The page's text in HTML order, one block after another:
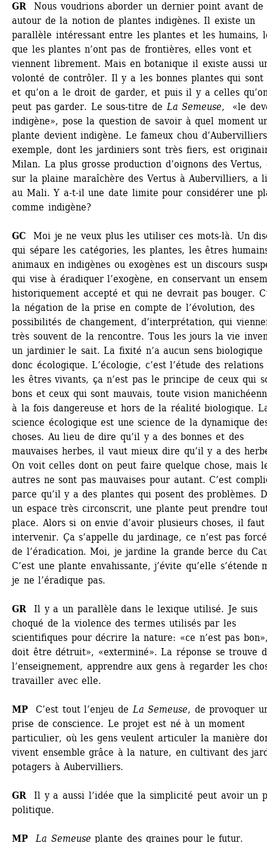
GR
Nous voudrions aborder un dernier point avant
autour de la notion de plantes indigènes. Il existe un
parallèle intéressant entre les plantes et les humains,
que les plantes n’ont pas de frontières, elles vont et
viennent librement. Mais en botanique il existe aussi
volonté de contrôler. Il y a les bonnes plantes qui sont
et qu’on a le droit de garder, et puis il y a celles
peut pas garder. Le sous-titre de La Semeuse, «le
indigène», pose la question de savoir à quel moment
plante devient indigène. Le fameux chou
exemple, dont les jardiniers sont très fiers, est
Milan. La plus grosse production d’oignons des Vertus,
sur la plaine maraîchère des Vertus à Aubervilliers, a
au Mali. Y a-t-il une date limite pour considérer une
comme indigène?
GC Moi je ne veux plus les utiliser ces mots-là. Un
qui sépare les catégories, les plantes, les êtres
animaux en indigènes ou exogènes est un discours
qui vise à éradiquer l’exogène, en conservant un
historiquement accepté et qui ne devrait pas bouger.
la négation de la prise en compte de l’évolution, des
possibilités de changement, d’interprétation, qui
très souvent de la rencontre. Tous les jours la vie
un jardinier le sait. La fixité n’a aucun sens biologique
donc écologique. L’écologie, c’est l’étude des
les êtres vivants, ça n’est pas le principe de ceux qui
bons et ceux qui sont mauvais, toute vision
à la fois dangereuse et hors de la réalité biologique.
science écologique est une science de la dynamique
choses. Au lieu de dire qu’il y a des bonnes et des
mauvaises herbes, il vaut mieux dire qu’il y a des
On voit celles dont on peut faire quelque chose, mais
autres ne sont pas mauvaises pour autant. C’est
parce qu’il y a des plantes qui posent des problèmes.
un espace très circonscrit, une plante peut prendre
place. Alors si on envie d’avoir plusieurs choses, il faut
intervenir. Ça s’appelle du jardinage, ce n’est pas
de l’éradication. Moi, je jardine la grande berce du
C’est une plante envahissante, j’évite qu’elle s’étende
je ne l’éradique pas.
GR
Il y a un parallèle dans le lexique utilisé. Je suis
choqué de la violence des termes utilisés par les
scientifiques pour décrire la nature: «ce n’est pas
doit être détruit», «exterminé». La réponse se trouve
l’enseignement, apprendre aux gens à regarder les
travailler avec elle.
MP C’est tout l’enjeu de La Semeuse, de provoquer
prise de conscience. Le projet est né à un moment
particulier, où les gens veulent articuler la manière
vivent ensemble grâce à la nature, en cultivant des
potagers à Aubervilliers.
GR Il y a aussi l’idée que la simplicité peut avoir un
politique.
MP La Semeuse plante des graines pour le futur.